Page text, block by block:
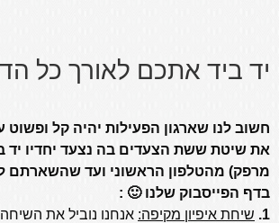
יד ביד אתכם לאורך כל
חשוב לנו שארגון הפעילות יהיה קל ופשוט
את שיטת ששת הצעדים בה נצעד יחדיו יד
מרפק) מהטלפון הראשוני ועד שהשארתם
בדף הפייסבוק שלנו 🙂 :
1.
שיחת איפיון מקיפה: אנחנו נוביל את